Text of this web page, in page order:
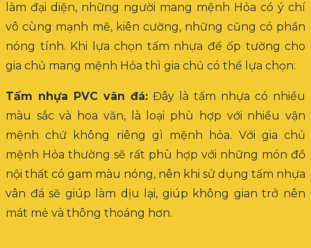
làm đại diện, những người mang mệnh Hỏa có ý chí
vô cùng mạnh mẽ, kiên cường, những cũng có phần
nóng tính. Khi lựa chọn tấm nhựa để ốp tường cho
gia chủ mang mệnh Hỏa thì gia chủ có thể lựa chọn:
Tấm nhựa PVC vân đá: Đây là tấm nhựa có nhiều
màu sắc và hoa văn, là loại phù hợp với nhiều vận
mệnh chứ không riêng gì mệnh hỏa. Với gia chủ
mệnh Hỏa thường sẽ rất phù hợp với những món đồ
nội thất có gam màu nóng, nên khi sử dụng tấm nhựa
vân đá sẽ giúp làm dịu lại, giúp không gian trở nên
mát mẻ và thông thoáng hơn.